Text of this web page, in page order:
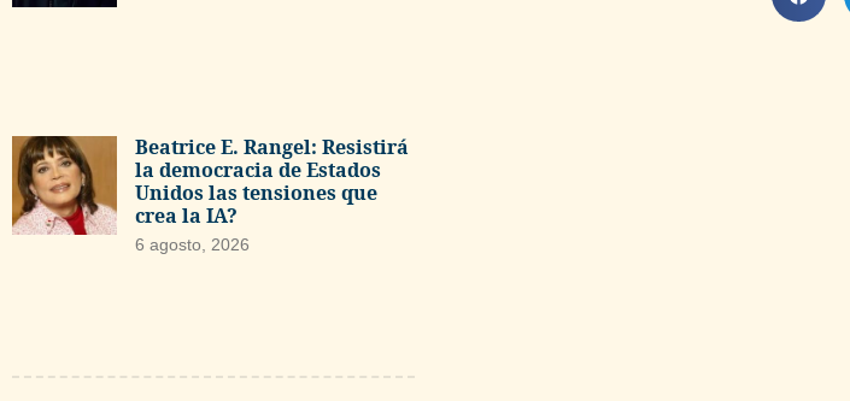
Beatrice E. Rangel: Resistirá
la democracia de Estados
Unidos las tensiones que
crea la IA?
6 agosto, 2026